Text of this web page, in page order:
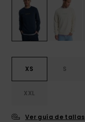
XS S
XXL
Ver guía de tallas